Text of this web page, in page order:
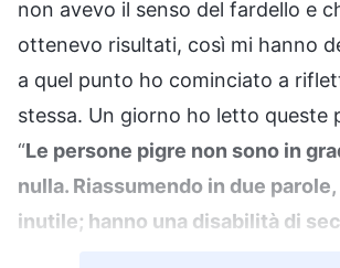
non avevo il senso del fardello e
ottenevo risultati, così mi hanno
a quel punto ho cominciato a
stessa. Un giorno ho letto queste
“Le persone pigre non sono in
nulla. Riassumendo in due
inutile; hanno una disabilità di